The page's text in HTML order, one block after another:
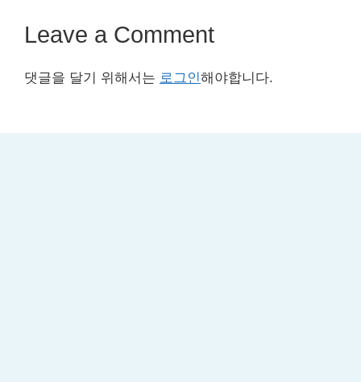
Leave a Comment
댓글을 달기 위해서는 로그인해야합니다.